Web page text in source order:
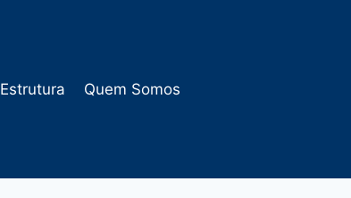
Estrutura Quem Somos